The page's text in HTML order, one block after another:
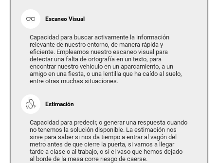
Escaneo Visual
Capacidad para buscar activamente la información
relevante de nuestro entorno, de manera rápida y
eficiente. Empleamos nuestro escaneo visual para
detectar una falta de ortografía en un texto, para
encontrar nuestro vehículo en un aparcamiento, a un
amigo en una fiesta, o una lentilla que ha caído al suelo,
entre otras muchas situaciones.
Estimación
Capacidad para predecir, o generar una respuesta cuando
no tenemos la solución disponible. La estimación nos
sirve para saber si nos da tiempo a entrar al vagón del
metro antes de que cierre la puerta, si vamos a llegar
tarde a clase o al trabajo, o si el vaso que hemos dejado
al borde de la mesa corre riesgo de caerse.